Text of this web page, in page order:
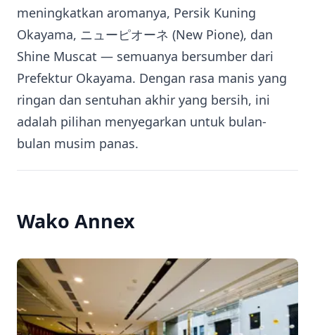
meningkatkan aromanya, Persik Kuning
Okayama, ニューピオーネ (New Pione), dan
Shine Muscat — semuanya bersumber dari
Prefektur Okayama. Dengan rasa manis yang
ringan dan sentuhan akhir yang bersih, ini
adalah pilihan menyegarkan untuk bulan-
bulan musim panas.
Wako Annex